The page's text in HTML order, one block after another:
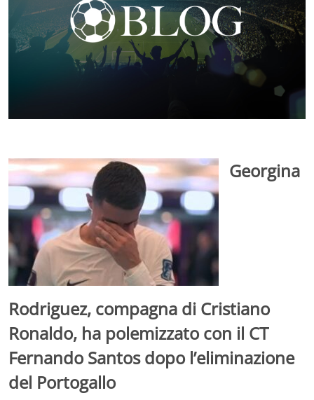
Georgina
Rodriguez, compagna di Cristiano
Ronaldo, ha polemizzato con il CT
Fernando Santos dopo l’eliminazione
del Portogallo